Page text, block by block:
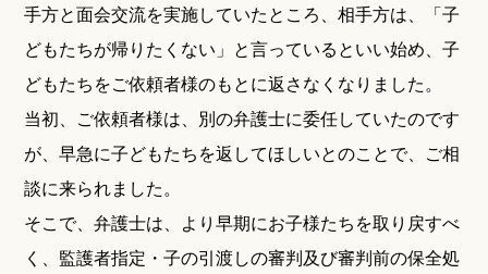
手方と面会交流を実施していたところ、相手方は、「子
どもたちが帰りたくない」と言っているといい始め、子
どもたちをご依頼者様のもとに返さなくなりました。
当初、ご依頼者様は、別の弁護士に委任していたのです
が、早急に子どもたちを返してほしいとのことで、ご相
談に来られました。
そこで、弁護士は、より早期にお子様たちを取り戻すべ
く、監護者指定・子の引渡しの審判及び審判前の保全処